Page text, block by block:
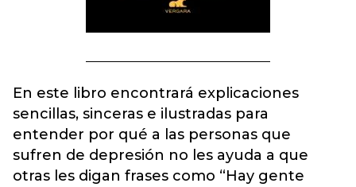
En este libro encontrará explicaciones
sencillas, sinceras e ilustradas para
entender por qué a las personas que
sufren de depresión no les ayuda a que
otras les digan frases como “Hay gente